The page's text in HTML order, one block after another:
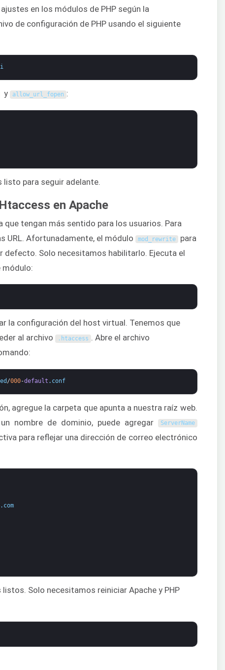
en los módulos de PHP según la
de configuración de PHP usando el siguiente
y allow_url_fopen :
listo para seguir adelante.
en Apache
que tengan más sentido para los usuarios. Para
URL. Afortunadamente, el módulo mod_rewrite para
defecto. Solo necesitamos habilitarlo. Ejecuta el
módulo:
la configuración del host virtual. Tenemos que
al archivo . htaccess . Abre el archivo
/000-default . conf
agregue la carpeta que apunta a nuestra raíz web.
un nombre de dominio, puede agregar ServerName
para reflejar una dirección de correo electrónico
Solo necesitamos reiniciar Apache y PHP